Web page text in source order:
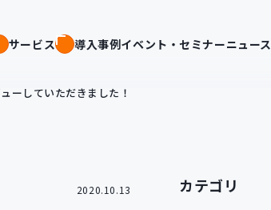
サービス 導入事例イベント・セミナーニュース
ーしていただきました！
2020.10.13 カテゴリ